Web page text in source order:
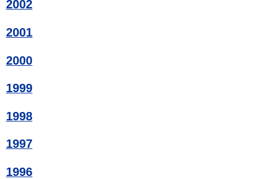
2002
2001
2000
1999
1998
1997
1996